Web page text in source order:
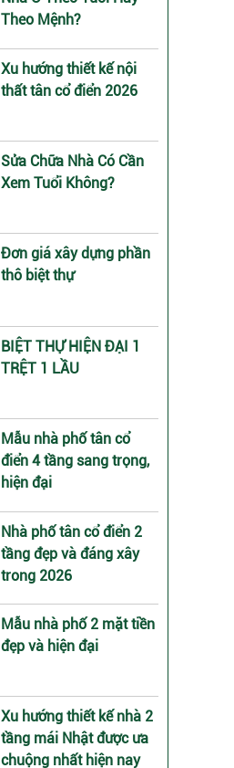
Theo Mệnh?
Xu hướng thiết kế nội
thất tân cổ điển 2026
Sửa Chữa Nhà Có Cần
Xem Tuổi Không?
Đơn giá xây dựng phần
thô biệt thự
BIỆT THỰ HIỆN ĐẠI 1
TRỆT 1 LẦU
Mẫu nhà phố tân cổ
điển 4 tầng sang trọng,
hiện đại
Nhà phố tân cổ điển 2
tầng đẹp và đáng xây
trong 2026
Mẫu nhà phố 2 mặt tiền
đẹp và hiện đại
Xu hướng thiết kế nhà 2
tầng mái Nhật được ưa
chuộng nhất hiện nay